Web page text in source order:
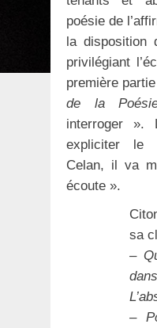
poésie de
la disposition
privilégiant
première
de la
interroger ».
expliciter le
Celan, il va
écoute ».
sa
–
–